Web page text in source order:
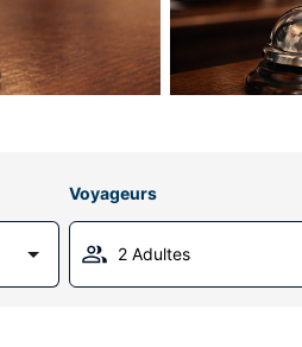
Voyageurs
2 Adultes